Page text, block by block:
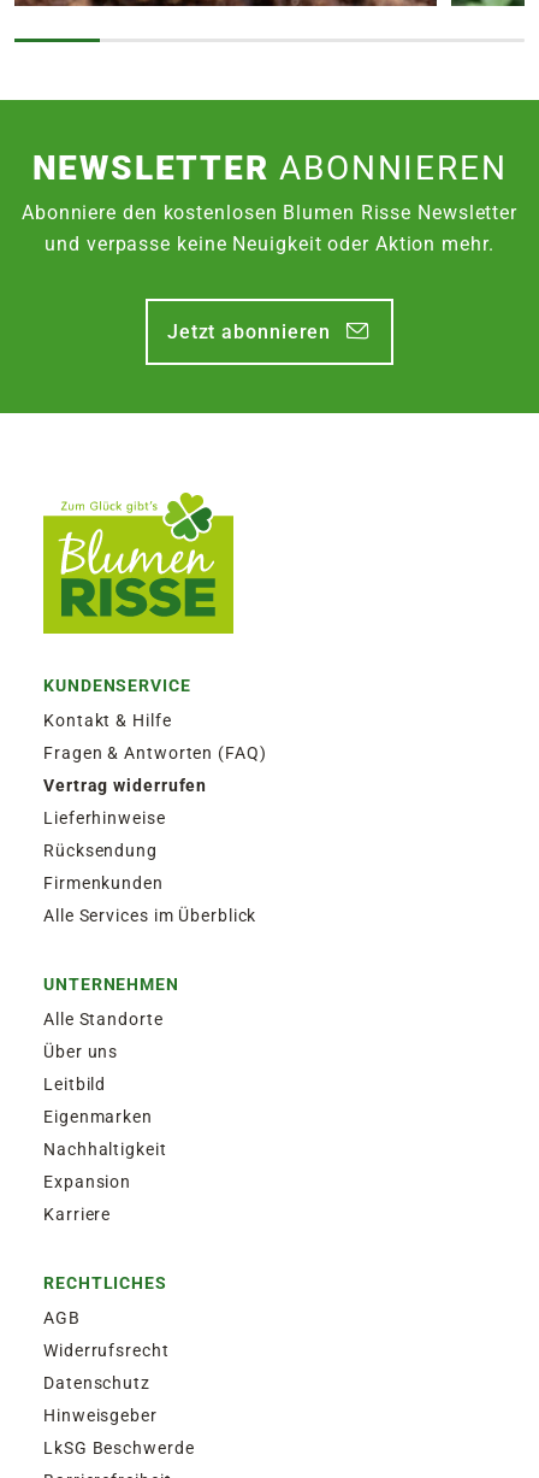
NEWSLETTER ABONNIEREN
Abonniere den kostenlosen Blumen Risse Newsletter
und verpasse keine Neuigkeit oder Aktion mehr.
Jetzt abonnieren
KUNDENSERVICE
Kontakt & Hilfe
Fragen & Antworten (FAQ)
Vertrag widerrufen
Lieferhinweise
Rücksendung
Firmenkunden
Alle Services im Überblick
UNTERNEHMEN
Alle Standorte
Über uns
Leitbild
Eigenmarken
Nachhaltigkeit
Expansion
Karriere
RECHTLICHES
AGB
Widerrufsrecht
Datenschutz
Hinweisgeber
LkSG Beschwerde